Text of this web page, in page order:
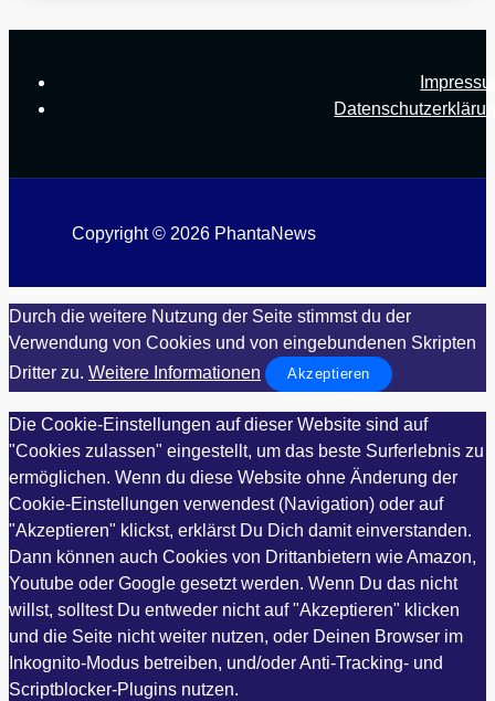
Copyright © 2026 PhantaNews
Durch die weitere Nutzung der Seite stimmst du der
Verwendung von Cookies und von eingebundenen Skripten
Dritter zu. Weitere Informationen Akzeptieren
Die Cookie-Einstellungen auf dieser Website sind auf
"Cookies zulassen" eingestellt, um das beste Surferlebnis zu
ermöglichen. Wenn du diese Website ohne Änderung der
Cookie-Einstellungen verwendest (Navigation) oder auf
"Akzeptieren" klickst, erklärst Du Dich damit einverstanden.
Dann können auch Cookies von Drittanbietern wie Amazon,
Youtube oder Google gesetzt werden. Wenn Du das nicht
willst, solltest Du entweder nicht auf "Akzeptieren" klicken
und die Seite nicht weiter nutzen, oder Deinen Browser im
Inkognito-Modus betreiben, und/oder Anti-Tracking- und
Scriptblocker-Plugins nutzen.